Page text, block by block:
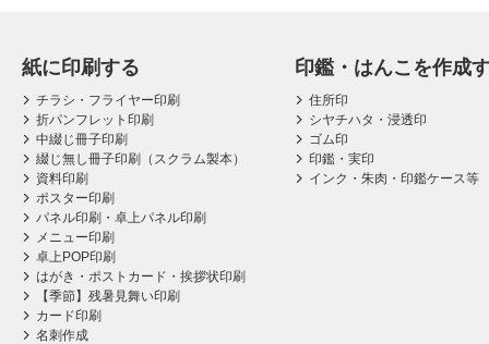
紙に印刷する
チラシ・フライヤー印刷
折パンフレット印刷
中綴じ冊子印刷
綴じ無し冊子印刷（スクラム製本）
資料印刷
ポスター印刷
パネル印刷・卓上パネル印刷
メニュー印刷
卓上POP印刷
はがき・ポストカード・挨拶状印刷
【季節】残暑見舞い印刷
カード印刷
名刺作成
印鑑・はんこを作成
住所印
シヤチハタ・浸透印
ゴム印
印鑑・実印
インク・朱肉・印鑑ケース等